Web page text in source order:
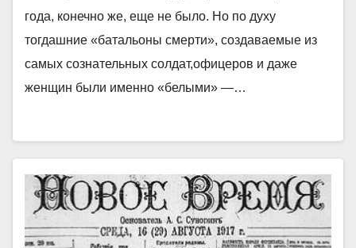
года, конечно же, еще не было. Но по духу
тогдашние «батальоны смерти», создаваемые из
самых сознательных солдат,офицеров и даже
женщин были именно «белыми» —…